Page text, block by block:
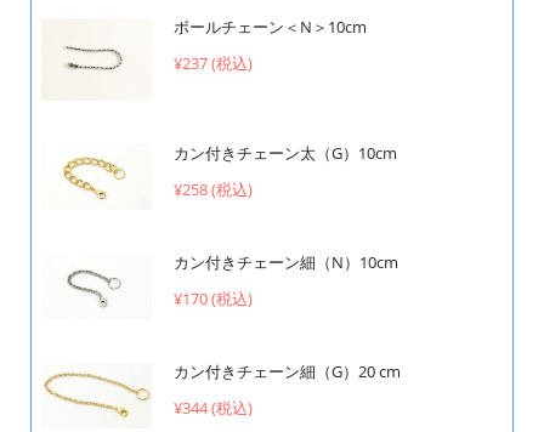
ボールチェーン＜N＞10cm
¥237 (税込)
カン付きチェーン太（G）10cm
¥258 (税込)
カン付きチェーン細（N）10cm
¥170 (税込)
カン付きチェーン細（G）20 cm
¥344 (税込)